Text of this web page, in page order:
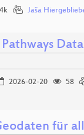
Jaša
2026-02-20 58
für